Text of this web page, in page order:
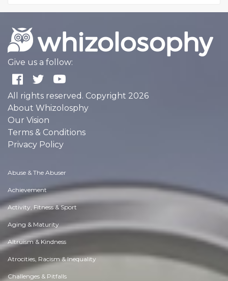
Give us a follow:
All rights reserved. Copyright 2026
About Whizolosphy
Our Vision
Terms & Conditions
Privacy Policy
Abuse & The Abuser
Achievement
Activity, Fitness & Sport
Aging & Maturity
Altruism & Kindness
Atrocities, Racism & Inequality
Challenges & Pitfalls